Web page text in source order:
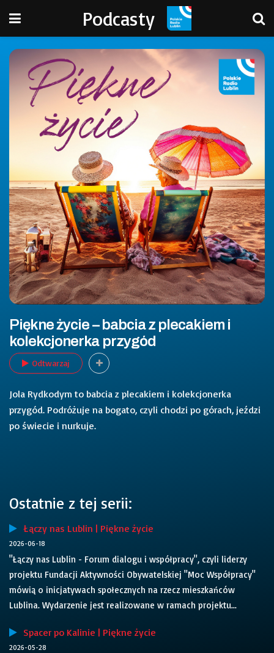
Podcasty
Piękne życie – babcia z plecakiem i
kolekcjonerka przygód
Odtwarzaj
Jola Rydkodym to babcia z plecakiem i kolekcjonerka
przygód. Podróżuje na bogato, czyli chodzi po górach, jeździ
po świecie i nurkuje.
Ostatnie z tej serii:
Łączy nas Lublin | Piękne życie
2026-06-18
"Łączy nas Lublin - Forum dialogu i współpracy", czyli liderzy
projektu Fundacji Aktywności Obywatelskiej "Moc Współpracy"
mówią o inicjatywach społecznych na rzecz mieszkańców
Lublina. Wydarzenie jest realizowane w ramach projektu...
Spacer po Kalinie | Piękne życie
2026-05-28